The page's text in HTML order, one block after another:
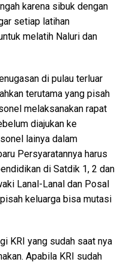
karena sibuk dengan
setiap latihan
melatih Naluri dan
di pulau terluar
terutama yang pisah
melaksanakan rapat
diajukan ke
lainya dalam
Persyaratannya harus
di Satdik 1, 2 dan
Lanal-Lanal dan Posal
keluarga bisa mutasi
KRI yang sudah saat nya
Apabila KRI sudah